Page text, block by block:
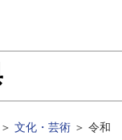
＞ 文化・芸術 ＞ 令和